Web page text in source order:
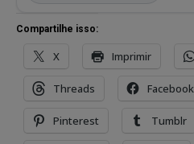
Compartilhe isso:
X Imprimir
Threads Facebook
Pinterest Tumblr